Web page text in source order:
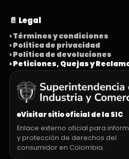
📄 Legal
› Términos y condiciones
› Política de privacidad
› Política de devoluciones
› Peticiones, Quejas y
Visitar sitio oficial de la SIC
Enlace externo oficial para
y protección de derechos del
consumidor en Colombia.